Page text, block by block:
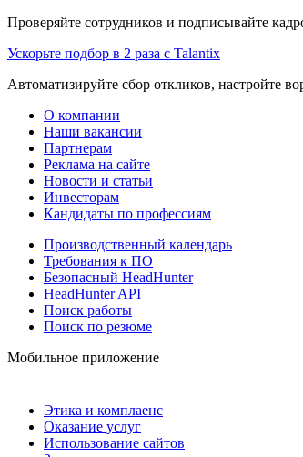
Проверяйте сотрудников и подписывайте
Ускорьте подбор в 2 раза с Talantix
Автоматизируйте сбор откликов, настройте
О компании
Наши вакансии
Партнерам
Реклама на сайте
Новости и статьи
Инвесторам
Кандидаты по профессиям
Производственный календарь
Требования к ПО
Безопасный HeadHunter
HeadHunter API
Поиск работы
Поиск по резюме
Мобильное приложение
Этика и комплаенс
Оказание услуг
Использование сайтов